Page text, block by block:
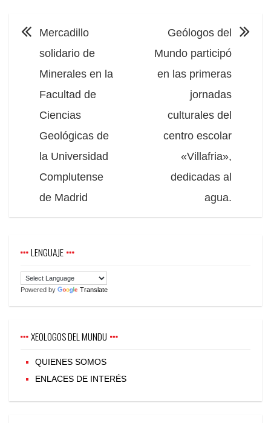
NAVEGACIÓN
Mercadillo
solidario de
Minerales en la
Facultad de
Ciencias
Geológicas de
la Universidad
Complutense
de Madrid
Geólogos del
Mundo participó
en las primeras
jornadas
culturales del
centro escolar
«Villafria»,
dedicadas al
agua.
LENGUAJE
Powered by Translate
XEOLOGOS DEL MUNDU
QUIENES SOMOS
ENLACES DE INTERÉS